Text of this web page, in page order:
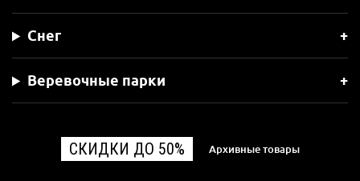
Снег
Веревочные парки
СКИДКИ ДО 50% Архивные товары